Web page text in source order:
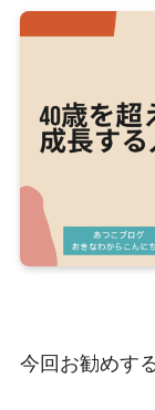
今回お勧めす